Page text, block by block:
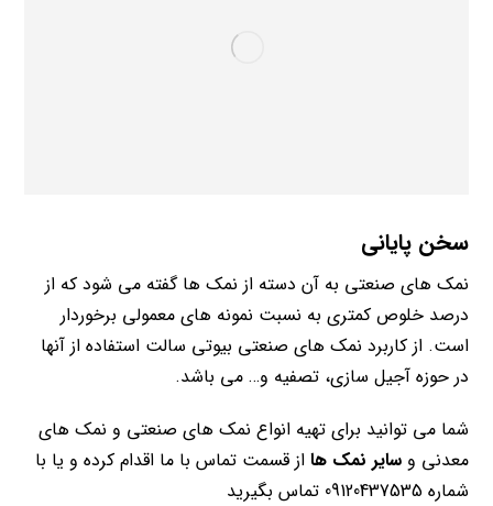
سخن پایانی
نمک های صنعتی به آن دسته از نمک ها گفته می شود که از
درصد خلوص کمتری به نسبت نمونه های معمولی برخوردار
است. از کاربرد نمک های صنعتی بیوتی سالت استفاده از آنها
در حوزه آجیل سازی، تصفیه و… می باشد.
شما می توانید برای تهیه انواع نمک های صنعتی و نمک های
معدنی وسایر نمک ها از قسمت تماس با ما اقدام کرده و یا با
شماره 09120437535 تماس بگیرید